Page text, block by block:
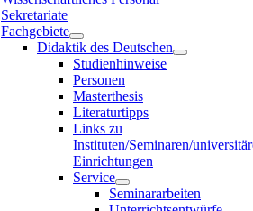
Sekretariate
Fachgebiete
Didaktik des Deutschen
Studienhinweise
Personen
Masterthesis
Literaturtipps
Links zu
Instituten/Seminaren/
Einrichtungen
Service
Seminararbeiten